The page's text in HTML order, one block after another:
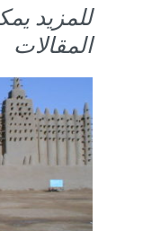
للمزيد
المقالات